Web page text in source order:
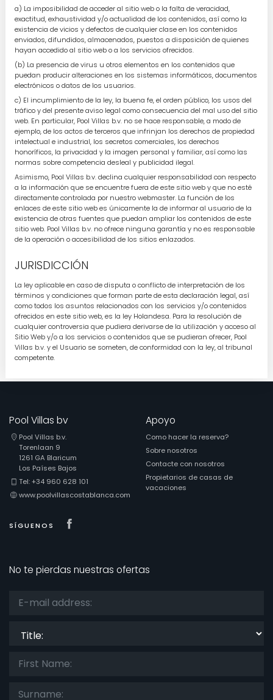
a) La imposibilidad de acceder al sitio web o la falta de veracidad,
exactitud, exhaustividad y/o actualidad de los contenidos, así como la
existencia de vicios y defectos de cualquier clase en los contenidos
enviados, difundidos, almacenados, puestos a disposición de quienes
hayan accedido al sitio web o a los servicios ofrecidos.
(b) La presencia de virus u otros elementos en los contenidos que
puedan producir alteraciones en los sistemas informáticos, documentos
electrónicos o datos de los usuarios.
c) El incumplimiento de la ley, la buena fe, el orden público, los usos del
tráfico y del presente aviso legal como consecuencia del mal uso del sitio
web. En particular, Pool Villas b.v. no se hace responsable, a modo de
ejemplo, de los actos de terceros que infrinjan los derechos de propiedad
intelectual e industrial, los secretos comerciales, los derechos
honoríficos, la privacidad y la imagen personal y familiar, así como las
normas sobre competencia desleal y publicidad ilegal.
Asimismo, Pool Villas b.v. declina cualquier responsabilidad con respecto
a la información que se encuentre fuera de este sitio web y que no esté
directamente controlada por nuestro webmaster. La función de los
enlaces de este sitio web es únicamente la de informar al usuario de la
existencia de otras fuentes que puedan ampliar los contenidos de este
sitio web. Pool Villas b.v. no ofrece ninguna garantía y no es responsable
de la operación o accesibilidad de los sitios enlazados.
JURISDICCIÓN
La ley aplicable en caso de disputa o conflicto de interpretación de los
términos y condiciones que forman parte de esta declaración legal, así
como todos los asuntos relacionados con los servicios y/o contenidos
ofrecidos en este sitio web, es la ley Holandesa. Para la resolución de
cualquier controversia que pudiera derivarse de la utilización y acceso al
Sitio Web y/o a los servicios o contenidos que se pudieran ofrecer, Pool
Villas b.v. y el Usuario se someten, de conformidad con la ley, al tribunal
competente.
Pool Villas bv
Pool Villas b.v.
Torenlaan 9
1261 GA Blaricum
Los Países Bajos
Tel: +34 960 628 101
www.poolvillascostablanca.com
SÍGUENOS
Apoyo
Como hacer la reserva?
Sobre nosotros
Contacte con nosotros
Propietarios de casas de
vacaciones
No te pierdas nuestras ofertas